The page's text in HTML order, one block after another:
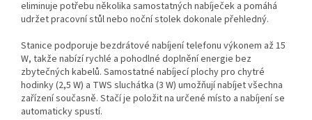
eliminuje potřebu několika samostatných nabíječek a pomáhá
udržet pracovní stůl nebo noční stolek dokonale přehledný.
Stanice podporuje bezdrátové nabíjení telefonu výkonem až 15
W, takže nabízí rychlé a pohodlné doplnění energie bez
zbytečných kabelů. Samostatné nabíjecí plochy pro chytré
hodinky (2,5 W) a TWS sluchátka (3 W) umožňují nabíjet všechna
zařízení současně. Stačí je položit na určené místo a nabíjení se
automaticky spustí.